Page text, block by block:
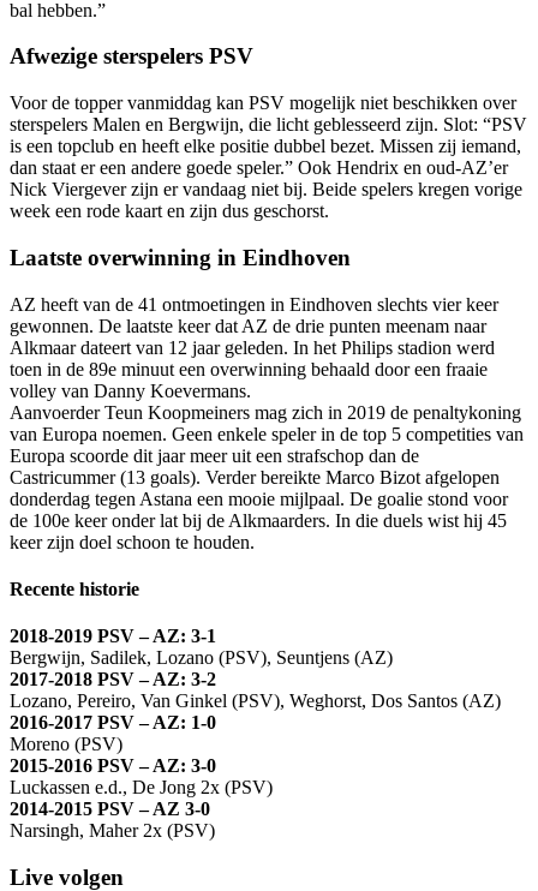
bal hebben.”
Afwezige sterspelers PSV
Voor de topper vanmiddag kan PSV mogelijk niet beschikken over
sterspelers Malen en Bergwijn, die licht geblesseerd zijn. Slot: “PSV
is een topclub en heeft elke positie dubbel bezet. Missen zij iemand,
dan staat er een andere goede speler.” Ook Hendrix en oud-AZ’er
Nick Viergever zijn er vandaag niet bij. Beide spelers kregen vorige
week een rode kaart en zijn dus geschorst.
Laatste overwinning in Eindhoven
AZ heeft van de 41 ontmoetingen in Eindhoven slechts vier keer
gewonnen. De laatste keer dat AZ de drie punten meenam naar
Alkmaar dateert van 12 jaar geleden. In het Philips stadion werd
toen in de 89e minuut een overwinning behaald door een fraaie
volley van Danny Koevermans.
Aanvoerder Teun Koopmeiners mag zich in 2019 de penaltykoning
van Europa noemen. Geen enkele speler in de top 5 competities van
Europa scoorde dit jaar meer uit een strafschop dan de
Castricummer (13 goals). Verder bereikte Marco Bizot afgelopen
donderdag tegen Astana een mooie mijlpaal. De goalie stond voor
de 100e keer onder lat bij de Alkmaarders. In die duels wist hij 45
keer zijn doel schoon te houden.
Recente historie
2018-2019 PSV – AZ: 3-1
Bergwijn, Sadilek, Lozano (PSV), Seuntjens (AZ)
2017-2018 PSV – AZ: 3-2
Lozano, Pereiro, Van Ginkel (PSV), Weghorst, Dos Santos (AZ)
2016-2017 PSV – AZ: 1-0
Moreno (PSV)
2015-2016 PSV – AZ: 3-0
Luckassen e.d., De Jong 2x (PSV)
2014-2015 PSV – AZ 3-0
Narsingh, Maher 2x (PSV)
Live volgen